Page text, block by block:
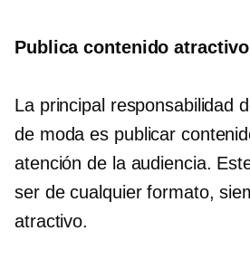
Publica contenido atractivo
La principal responsabilidad
de moda es publicar
atención de la audiencia.
ser de cualquier formato,
atractivo.